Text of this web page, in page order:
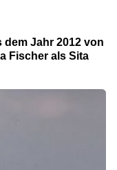
dem Jahr 2012 von
Fischer als Sita